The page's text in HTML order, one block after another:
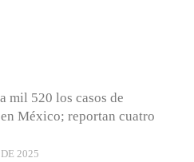
mil 520 los casos de
México; reportan cuatro
2025